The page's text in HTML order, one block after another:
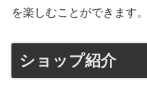
を楽しむことができます。
ショップ紹介